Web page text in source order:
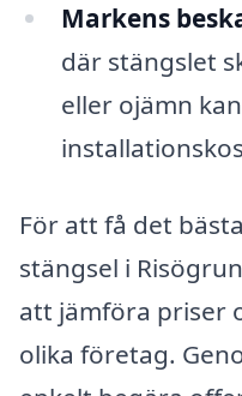
Markens
där stängslet
eller ojämn
För att få det
stängsel i
att jämföra priser
olika företag.